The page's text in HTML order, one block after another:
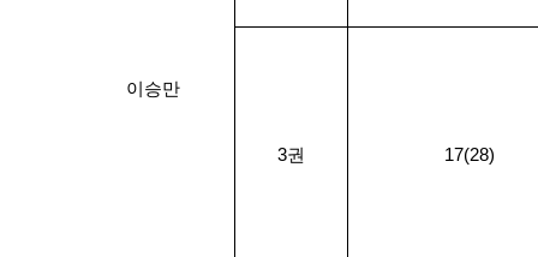
이승만
3권 17(28)